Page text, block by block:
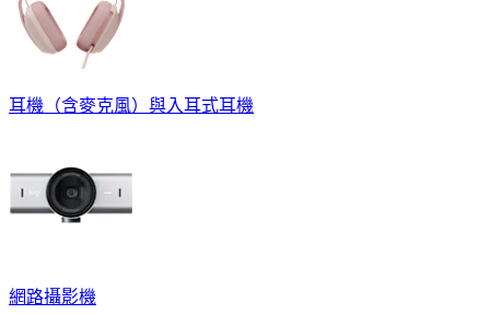
耳機（含麥克風）與入耳式耳機
網路攝影機